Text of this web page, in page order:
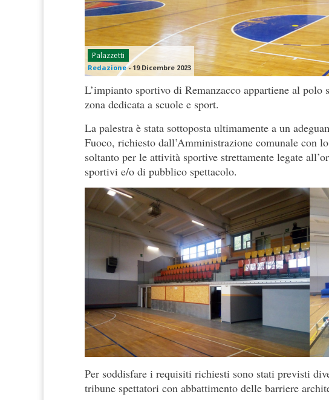
Palazzetti
Redazione- 19 Dicembre 2023
L’impianto sportivo di Remanzacco appartiene al
zona dedicata a scuole e sport.
La palestra è stata sottoposta ultimamente a un
Fuoco, richiesto dall’Amministrazione comunale con
soltanto per le attività sportive strettamente legate
sportivi e/o di pubblico spettacolo.
Per soddisfare i requisiti richiesti sono stati previsti
tribune spettatori con abbattimento delle barriere